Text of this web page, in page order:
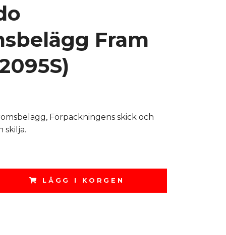
Fram
Förpackningens skick och
skilja.
LÄGG I KORGEN